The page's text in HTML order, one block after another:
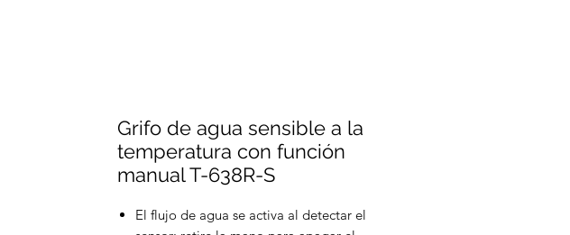
Grifo de agua sensible a la
temperatura con función
manual T-638R-S
El flujo de agua se activa al detectar el